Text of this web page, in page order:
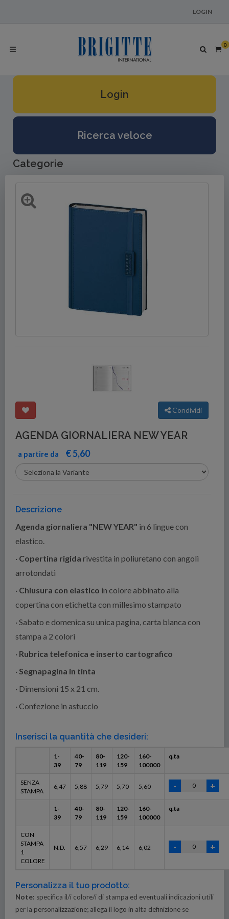
LOGIN
0
Login
Ricerca veloce
Categorie
Condividi
AGENDA GIORNALIERA NEW YEAR
a partire da € 5,60
Descrizione
Agenda giornaliera "NEW YEAR" in 6 lingue con
elastico.
· Copertina rigida rivestita in poliuretano con angoli
arrotondati
· Chiusura con elastico in colore abbinato alla
copertina con etichetta con millesimo stampato
· Sabato e domenica su unica pagina, carta bianca con
stampa a 2 colori
· Rubrica telefonica e inserto cartografico
· Segnapagina in tinta
· Dimensioni 15 x 21 cm.
· Confezione in astuccio
Inserisci la quantità che desideri:
1-
39
40-
79
80-
119
120-
159
160-
100000
q.ta
SENZA
STAMPA
6,47 5,88 5,79 5,70 5,60
1-
39
40-
79
80-
119
120-
159
160-
100000
q.ta
CON
STAMPA
1
COLORE
N.D. 6,57 6,29 6,14 6,02
Personalizza il tuo prodotto:
Note: specifica il/i colore/i di stampa ed eventuali indicazioni utili
per la personalizzazione; allega il logo in alta definizione se